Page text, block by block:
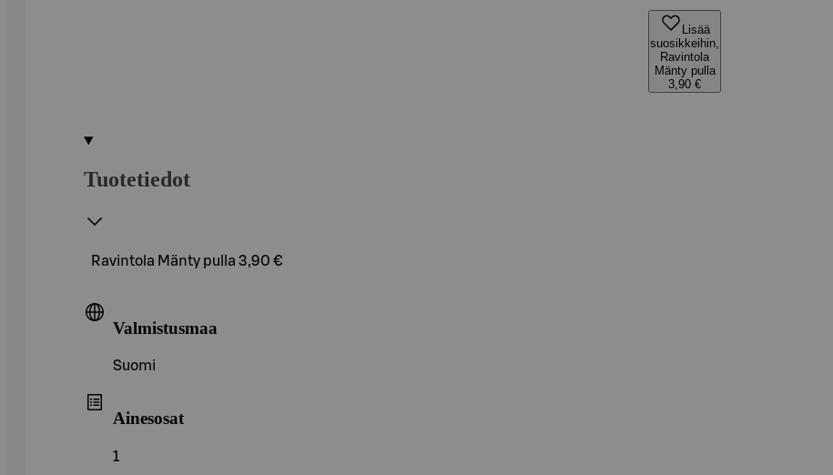
Lisää
suosikkeihin,
Ravintola
Mänty pulla
3,90 €
Tuotetiedot
Ravintola Mänty pulla 3,90 €
Valmistusmaa
Suomi
Ainesosat
1